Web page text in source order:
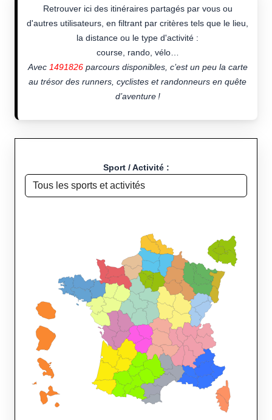
Retrouver ici des itinéraires partagés par vous ou
d'autres utilisateurs, en filtrant par critères tels que le lieu,
la distance ou le type d'activité :
course, rando, vélo…
Avec 1491826parcours disponibles, c’est un peu la carte
au trésor des runners, cyclistes et randonneurs en quête
d’aventure !
Sport / Activité :